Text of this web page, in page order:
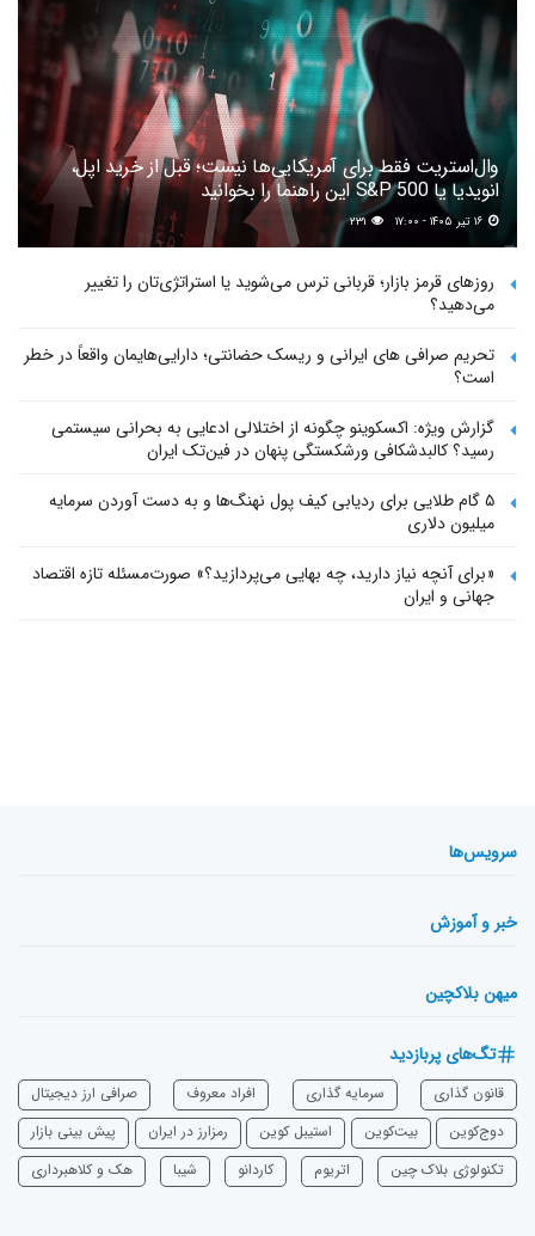
وال‌استریت فقط برای آمریکایی‌ها نیست؛ قبل از خرید اپل،
انویدیا یا S&P 500 این راهنما را بخوانید
۲۳۱
روزهای قرمز بازار؛ قربانی ترس می‌شوید یا استراتژی‌تان را تغییر
می‌دهید؟
تحریم صرافی های ایرانی و ریسک حضانتی؛ دارایی‌هایمان واقعاً در خطر
است؟
گزارش ویژه: اکسکوینو چگونه از اختلالی ادعایی به بحرانی سیستمی
رسید؟ کالبدشکافی ورشکستگی پنهان در فین‌تک ایران
۵ گام طلایی برای ردیابی کیف پول‌ نهنگ‌ها و به دست آوردن سرمایه
میلیون دلاری
«برای آنچه نیاز دارید، چه بهایی می‌پردازید؟» صورت‌مسئله تازه اقتصاد
جهانی و ایران
سرویس‌ها
خبر و آموزش
میهن بلاکچین
تگ‌های پربازدید
قانون گذاری سرمایه‌ گذاری افراد معروف
صرافی ارز دیجیتال
دوج‌کوین
بیت‌کوین استیبل کوین رمزارز در ایران
پیش بینی بازار
تکنولوژی بلاک چین
اتریوم ‌کاردانو شیبا هک و کلاهبرداری